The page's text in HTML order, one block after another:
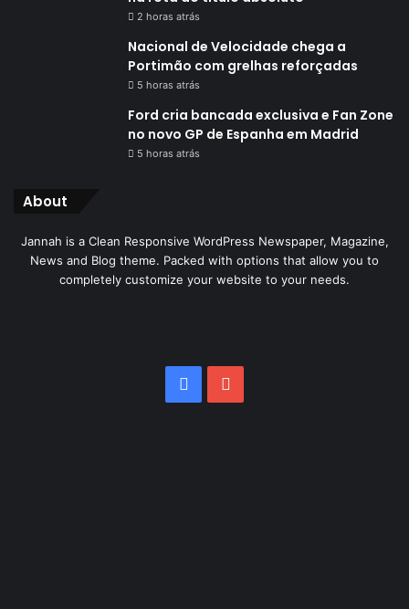
2 horas atrás
Nacional de Velocidade chega a
Portimão com grelhas reforçadas
5 horas atrás
Ford cria bancada exclusiva e Fan Zone
no novo GP de Espanha em Madrid
5 horas atrás
About
Jannah is a Clean Responsive WordPress Newspaper, Magazine,
News and Blog theme. Packed with options that allow you to
completely customize your website to your needs.
Facebook